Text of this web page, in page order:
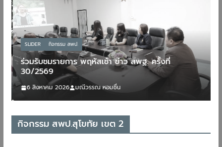
SLIDER กิจกรรม สพป.
ร่วมรับชมรายการ พฤหัสเช้า ข่าว สพฐ. ครั้งที่
30/2569
6 สิงหาคม 2026 มณีวรรณ หอมชื่น
กิจกรรม สพป.สุโขทัย เขต 2